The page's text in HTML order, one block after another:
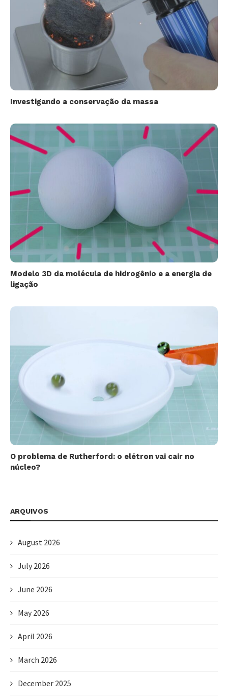
Investigando a conservação da massa
Modelo 3D da molécula de hidrogênio e a energia de
ligação
O problema de Rutherford: o elétron vai cair no
núcleo?
ARQUIVOS
August 2026
July 2026
June 2026
May 2026
April 2026
March 2026
December 2025